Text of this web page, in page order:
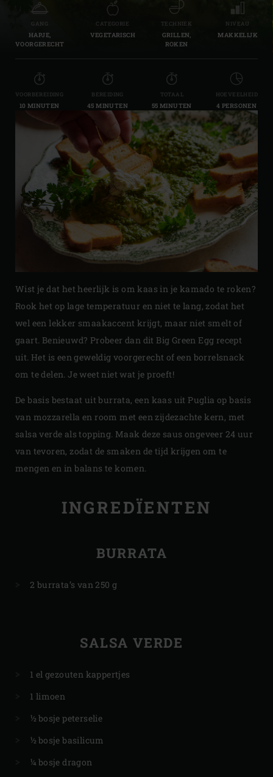
GANG
HAPJE,
VOORGERECHT
CATEGORIE
VEGETARISCH
TECHNIEK
GRILLEN,
ROKEN
NIVEAU
MAKKELIJK
VOORBEREIDING
10 MINUTEN
BEREIDING
45 MINUTEN
TOTAAL
55 MINUTEN
HOEVEELHEID
4 PERSONEN
Wist je dat het heerlijk is om kaas in je kamado te roken?
Rook het op lage temperatuur en niet te lang, zodat het
wel een lekker smaakaccent krijgt, maar niet smelt of
gaart. Benieuwd? Probeer dan dit Big Green Egg recept
uit. Het is een geweldig voorgerecht of een borrelsnack
om te delen. Je weet niet wat je proeft!
De basis bestaat uit burrata, een kaas uit Puglia op basis
van mozzarella en room met een zijdezachte kern, met
salsa verde als topping. Maak deze saus ongeveer 24 uur
van tevoren, zodat de smaken de tijd krijgen om te
mengen en in balans te komen.
INGREDÏENTEN
BURRATA
2 burrata’s van 250 g
SALSA VERDE
1 el gezouten kappertjes
1 limoen
½ bosje peterselie
½ bosje basilicum
¼ bosje dragon